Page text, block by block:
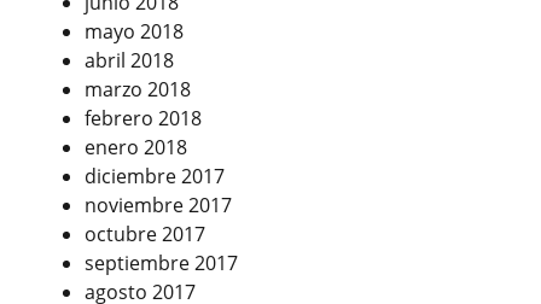
mayo 2018
abril 2018
marzo 2018
febrero 2018
enero 2018
diciembre 2017
noviembre 2017
octubre 2017
septiembre 2017
agosto 2017